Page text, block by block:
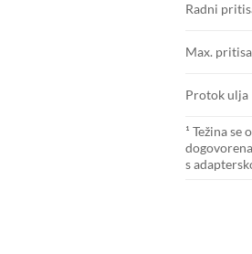
Radni
Max.
Protok ulja
¹ Težina se
s